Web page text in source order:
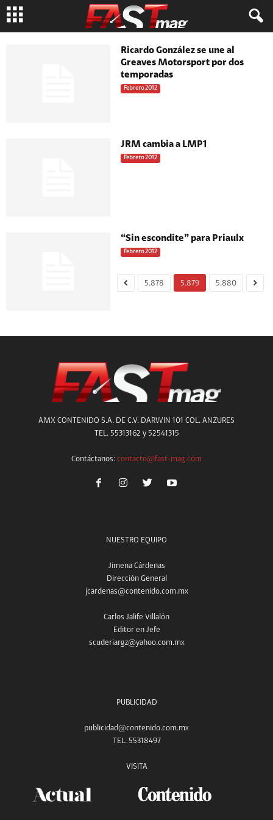
Ricardo González se une al
Greaves Motorsport por dos
temporadas
Febrero 2012
JRM cambia a LMP1
Febrero 2012
“Sin escondite” para Priaulx
Febrero 2012
5.878 5.879 5.880
AMX CONTENIDO S.A. DE C.V. DARWIN 101 COL. ANZURES
TEL. 55313162 y 52541315
Contáctanos: contacto@fast-mag.com
NUESTRO EQUIPO
Jimena Cárdenas
Dirección General
jcardenas@contenido.com.mx
Carlos Jalife Villalón
Editor en Jefe
scuderiargz@yahoo.com.mx
PUBLICIDAD
publicidad@contenido.com.mx
TEL. 55318497
VISITA